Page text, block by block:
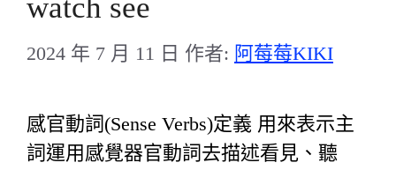
watch see
2024 年 7 月 11 日 作者: 阿莓莓KIKI
感官動詞(Sense Verbs)定義 用來表示主
詞運用感覺器官動詞去描述看見、聽